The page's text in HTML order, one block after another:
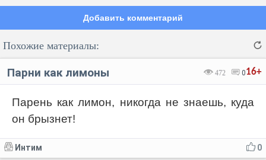
Добавить комментарий
Код:
Похожие материалы:
16+
472 0
Парни как лимоны
Парень как лимон, никогда не знаешь, куда
он брызнет!
0
Интим